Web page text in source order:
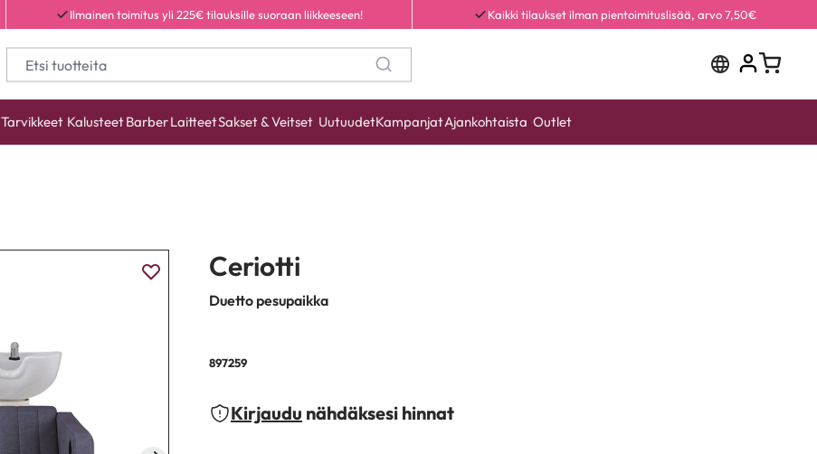
Ilmainen toimitus yli 225€ tilauksille suoraan liikkeeseen! Kaikki tilaukset ilman pientoimituslisää, arvo 7,50€
Tarvikkeet KalusteetBarberLaitteetSakset & Veitset UutuudetKampanjatAjankohtaista Outlet
Ceriotti
Duetto pesupaikka
897259
Kirjaudu nähdäksesi hinnat